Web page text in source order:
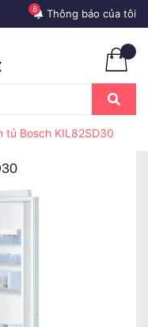
Thông báo của tôi
8
tủ Bosch KIL82SD30